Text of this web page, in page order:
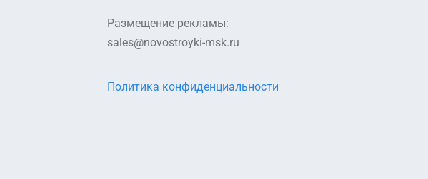
Размещение рекламы:
sales@novostroyki-msk.ru
Политика конфиденциальности